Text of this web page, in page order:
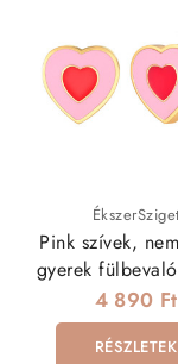
ÉkszerSziget
Pink szívek,
gyerek
bevonattal
4 890 Ft
RÉSZLETEK